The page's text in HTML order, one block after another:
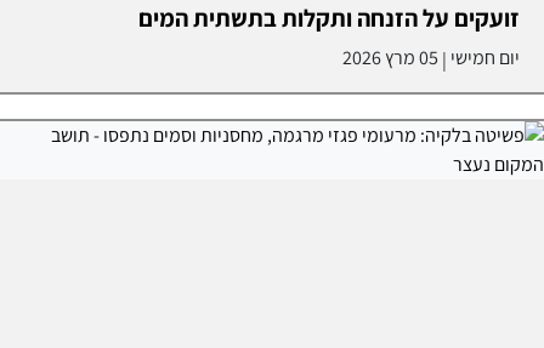
זועקים על הזנחה ותקלות בתשתית המים
יום חמישי | 05 מרץ 2026